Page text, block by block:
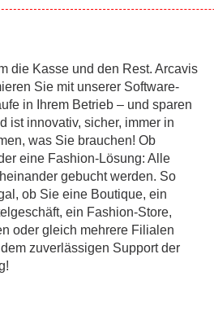
die Kasse und den Rest. Arcavis
Sie mit unserer Software-
in Ihrem Betrieb – und sparen
ist innovativ, sicher, immer in
was Sie brauchen! Ob
eine Fashion-Lösung: Alle
gebucht werden. So
ob Sie eine Boutique, ein
ein Fashion-Store,
oder gleich mehrere Filialen
zuverlässigen Support der